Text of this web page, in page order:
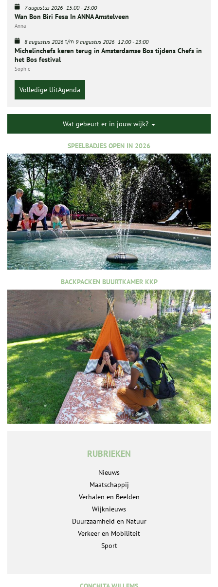
7 augustus 2026 15:00-23:00
Wan Bon Biri Fesa In ANNA Amstelveen
Anna
8 augustus 2026 t/m 9 augustus 2026 12:00-23:00
Michelinchefs keren terug in Amsterdamse Bos tijdens Chefs in
het Bos festival
Sophie
Volledige UitAgenda
Wat gebeurt er in jouw wijk?
SPEELBADJES OPEN IN 2026
BACKPACKEN BUURTKAMER KKP
RUBRIEKEN
Nieuws
Maatschappij
Verhalen en Beelden
Wijknieuws
Duurzaamheid en Natuur
Verkeer en Mobiliteit
Sport